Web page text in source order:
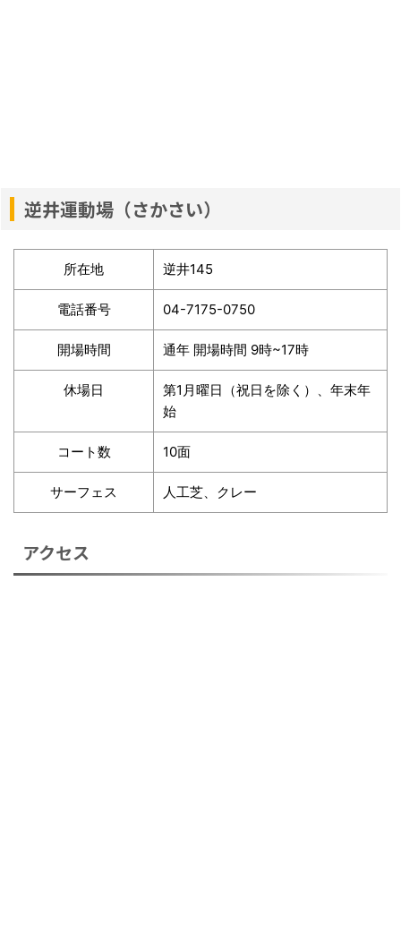
逆井運動場（さかさい）
所在地 逆井145
電話番号 04-7175-0750
開場時間 通年 開場時間 9時~17時
休場日
第1月曜日（祝日を除く）、年末年
始
コート数 10面
サーフェス 人工芝、クレー
アクセス